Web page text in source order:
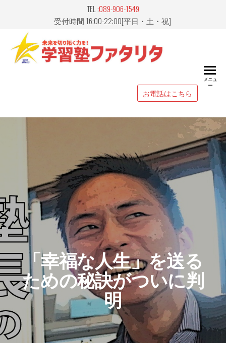
content
TEL :089-906-1549
受付時間 16:00-22:00[平日・土・祝]
山市
習塾
ァタリ
お電話はこちら
メニュ
ー
「幸福な人生」を送る
ための秘訣がついに判
明